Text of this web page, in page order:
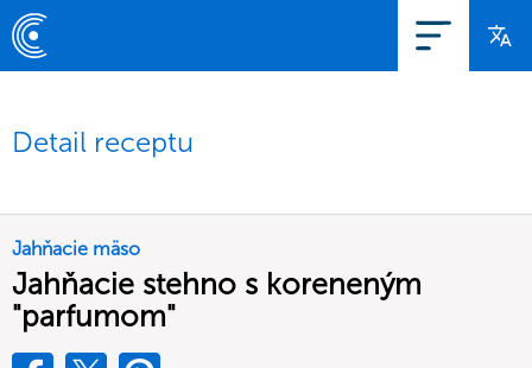
Detail receptu
Jahňacie mäso
Jahňacie stehno s koreneným
"parfumom"